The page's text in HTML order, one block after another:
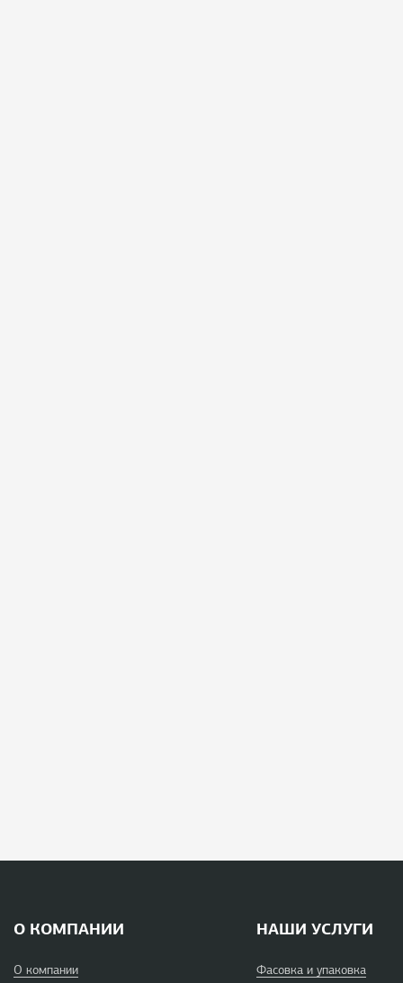
О КОМПАНИИ
О компании
НАШИ УСЛУГИ
Фасовка и упаковка